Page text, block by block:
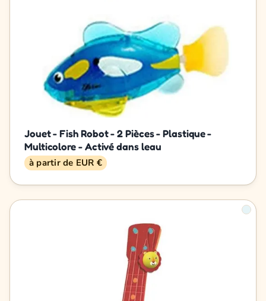
Jouet - Fish Robot - 2 Pièces - Plastique -
Multicolore - Activé dans leau
à partir de EUR €